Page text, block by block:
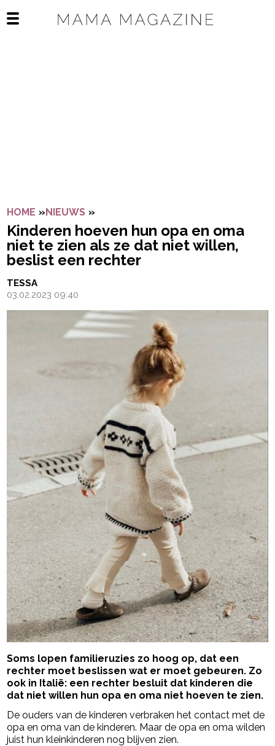
Open het mobiele menu
HOME »NIEUWS »
Kinderen hoeven hun opa en oma
niet te zien als ze dat niet willen,
beslist een rechter
TESSA
03.02.2023 09:40
Soms lopen familieruzies zo hoog op, dat een
rechter moet beslissen wat er moet gebeuren. Zo
ook in Italië: een rechter besluit dat kinderen die
dat niet willen hun opa en oma niet hoeven te zien.
De ouders van de kinderen verbraken het contact met de
opa en oma van de kinderen. Maar de opa en oma wilden
juist hun kleinkinderen nog blijven zien.